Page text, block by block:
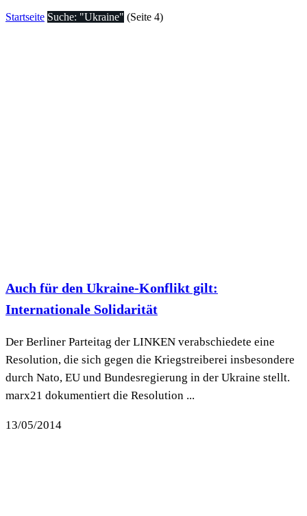
Startseite Suche: "Ukraine" (Seite 4)
Auch für den Ukraine-Konflikt gilt:
Internationale Solidarität
Der Berliner Parteitag der LINKEN verabschiedete eine
Resolution, die sich gegen die Kriegstreiberei insbesondere
durch Nato, EU und Bundesregierung in der Ukraine stellt.
marx21 dokumentiert die Resolution ...
13/05/2014